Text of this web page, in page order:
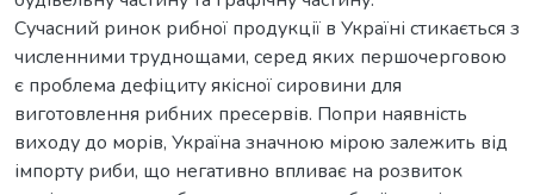
Сучасний ринок рибної продукції в Україні стикається з
численними труднощами, серед яких першочерговою
є проблема дефіциту якісної сировини для
виготовлення рибних пресервів. Попри наявність
виходу до морів, Україна значною мірою залежить від
імпорту риби, що негативно впливає на розвиток